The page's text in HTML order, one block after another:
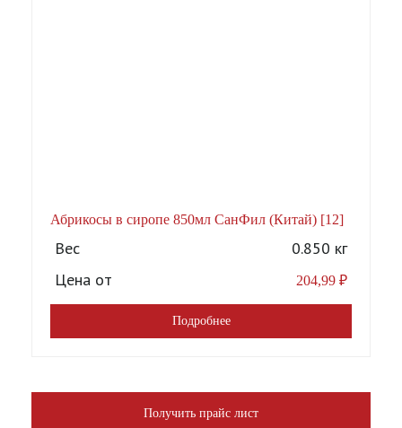
Абрикосы в сиропе 850мл СанФил (Китай) [12]
Вес
0.850 кг
Цена от
204,99 ₽
Подробнее
Получить прайс лист